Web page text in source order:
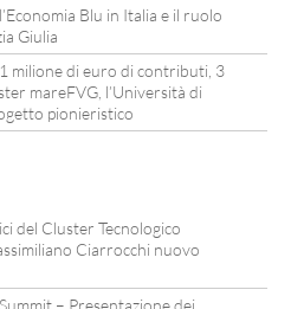
Blu in Italia e il ruolo
Giulia
milione di euro di contributi, 3
mareFVG, l’Università di
pionieristico
del Cluster Tecnologico
Ciarrocchi nuovo
– Presentazione dei